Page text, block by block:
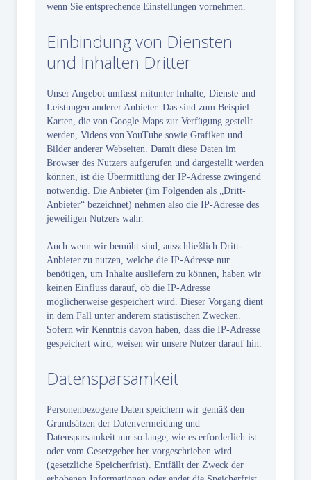
wenn Sie entsprechende Einstellungen vornehmen.
Einbindung von Diensten
und Inhalten Dritter
Unser Angebot umfasst mitunter Inhalte, Dienste und
Leistungen anderer Anbieter. Das sind zum Beispiel
Karten, die von Google-Maps zur Verfügung gestellt
werden, Videos von YouTube sowie Grafiken und
Bilder anderer Webseiten. Damit diese Daten im
Browser des Nutzers aufgerufen und dargestellt werden
können, ist die Übermittlung der IP-Adresse zwingend
notwendig. Die Anbieter (im Folgenden als „Dritt-
Anbieter“ bezeichnet) nehmen also die IP-Adresse des
jeweiligen Nutzers wahr.
Auch wenn wir bemüht sind, ausschließlich Dritt-
Anbieter zu nutzen, welche die IP-Adresse nur
benötigen, um Inhalte ausliefern zu können, haben wir
keinen Einfluss darauf, ob die IP-Adresse
möglicherweise gespeichert wird. Dieser Vorgang dient
in dem Fall unter anderem statistischen Zwecken.
Sofern wir Kenntnis davon haben, dass die IP-Adresse
gespeichert wird, weisen wir unsere Nutzer darauf hin.
Datensparsamkeit
Personenbezogene Daten speichern wir gemäß den
Grundsätzen der Datenvermeidung und
Datensparsamkeit nur so lange, wie es erforderlich ist
oder vom Gesetzgeber her vorgeschrieben wird
(gesetzliche Speicherfrist). Entfällt der Zweck der